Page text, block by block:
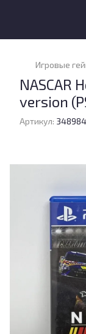
Игровые
NASCAR
version
Артикул: